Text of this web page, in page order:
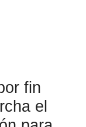
fin
el